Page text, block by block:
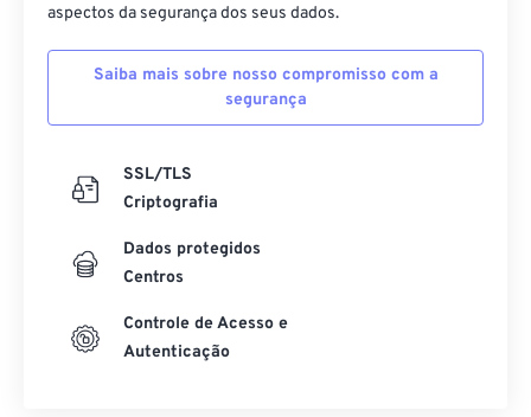
aspectos da segurança dos seus dados.
Saiba mais sobre nosso compromisso com a
segurança
SSL/TLS
Criptografia
Dados protegidos
Centros
Controle de Acesso e
Autenticação